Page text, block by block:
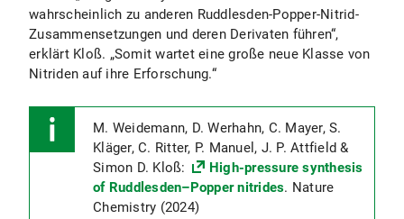
wahrscheinlich zu anderen Ruddlesden-Popper-Nitrid-
Zusammensetzungen und deren Derivaten führen“,
erklärt Kloß. „Somit wartet eine große neue Klasse von
Nitriden auf ihre Erforschung.“
M. Weidemann, D. Werhahn, C. Mayer, S.
Kläger, C. Ritter, P. Manuel, J. P. Attfield &
Simon D. Kloß:
High-pressure synthesis
of Ruddlesden–Popper nitrides. Nature
Chemistry (2024)